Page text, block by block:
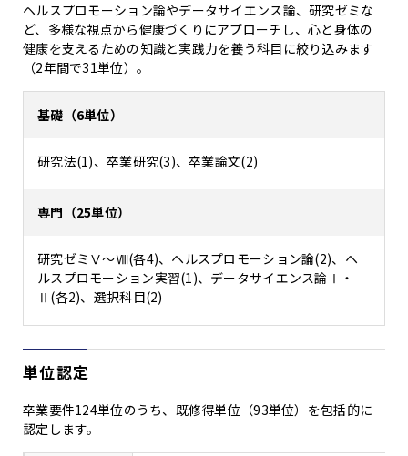
ヘルスプロモーション論やデータサイエンス論、研究ゼミな
ど、多様な視点から健康づくりにアプローチし、心と身体の
健康を支えるための知識と実践力を養う科目に絞り込みます
（2年間で31単位）。
基礎（6単位）
研究法(1)、卒業研究(3)、卒業論文(2)
専門（25単位）
研究ゼミⅤ～Ⅷ(各4)、ヘルスプロモーション論(2)、ヘ
ルスプロモーション実習(1)、データサイエンス論Ⅰ・
Ⅱ(各2)、選択科目(2)
単位認定
卒業要件124単位のうち、既修得単位（93単位）を包括的に
認定します。